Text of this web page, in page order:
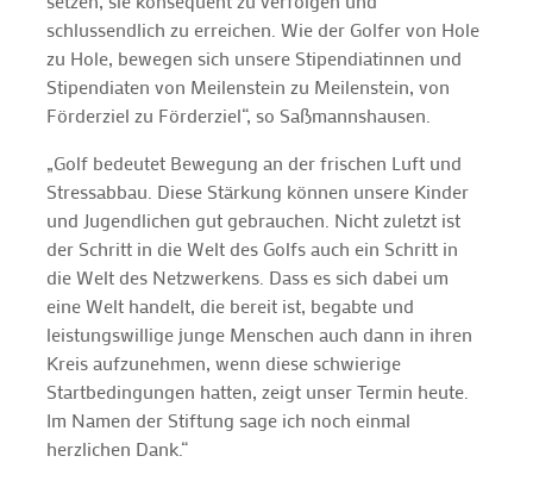
schlussendlich zu erreichen. Wie der Golfer von Hole
zu Hole, bewegen sich unsere Stipendiatinnen und
Stipendiaten von Meilenstein zu Meilenstein, von
Förderziel zu Förderziel“, so Saßmannshausen.
„Golf bedeutet Bewegung an der frischen Luft und
Stressabbau. Diese Stärkung können unsere Kinder
und Jugendlichen gut gebrauchen. Nicht zuletzt ist
der Schritt in die Welt des Golfs auch ein Schritt in
die Welt des Netzwerkens. Dass es sich dabei um
eine Welt handelt, die bereit ist, begabte und
leistungswillige junge Menschen auch dann in ihren
Kreis aufzunehmen, wenn diese schwierige
Startbedingungen hatten, zeigt unser Termin heute.
Im Namen der Stiftung sage ich noch einmal
herzlichen Dank.“